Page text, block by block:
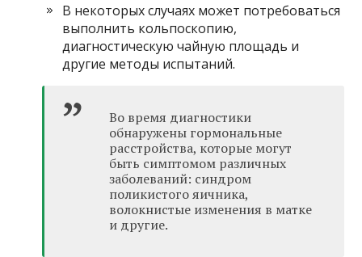
В некоторых случаях может потребоваться
выполнить кольпоскопию,
диагностическую чайную площадь и
другие методы испытаний.
Во время диагностики
обнаружены гормональные
расстройства, которые могут
быть симптомом различных
заболеваний: синдром
поликистого яичника,
волокнистые изменения в матке
и другие.